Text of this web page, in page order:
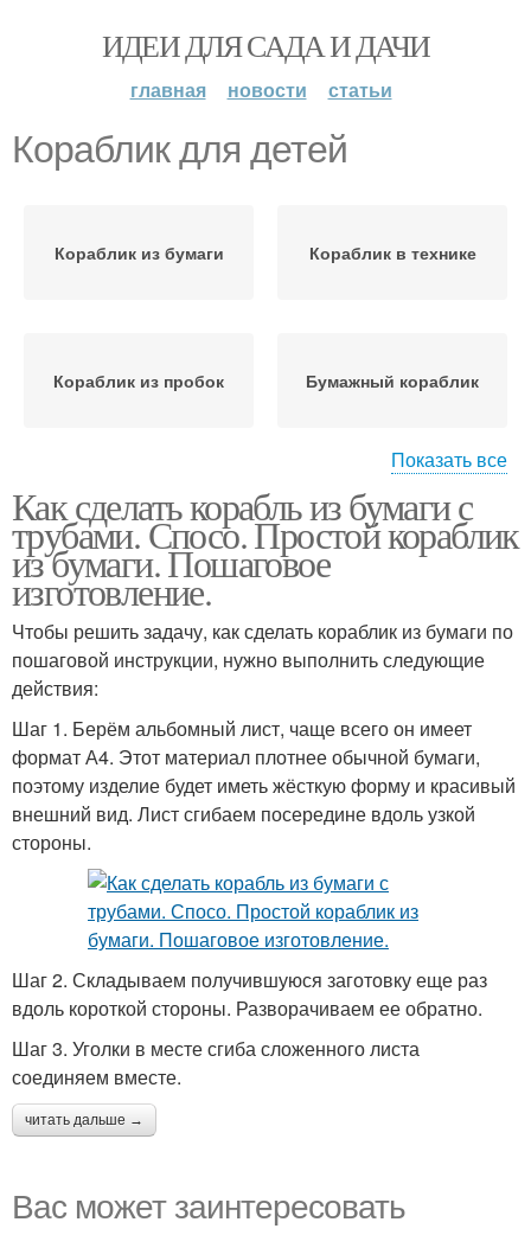
ИДЕИ ДЛЯ САДА И ДАЧИ
главная новости статьи
Кораблик для детей
Кораблик из бумаги Кораблик в технике
Кораблик из пробок Бумажный кораблик
Пиратский кораблик
Показать все
Как сделать корабль из бумаги с
трубами. Спосо. Простой кораблик
из бумаги. Пошаговое
изготовление.
Чтобы решить задачу, как сделать кораблик из бумаги по
пошаговой инструкции, нужно выполнить следующие
действия:
Шаг 1. Берём альбомный лист, чаще всего он имеет
формат А4. Этот материал плотнее обычной бумаги,
поэтому изделие будет иметь жёсткую форму и красивый
внешний вид. Лист сгибаем посередине вдоль узкой
стороны.
Шаг 2. Складываем получившуюся заготовку еще раз
вдоль короткой стороны. Разворачиваем ее обратно.
Шаг 3. Уголки в месте сгиба сложенного листа
соединяем вместе.
читать дальше →
Вас может заинтересовать